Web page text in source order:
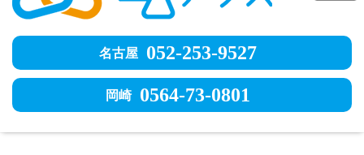
名古屋 052-253-9527
岡崎 0564-73-0801